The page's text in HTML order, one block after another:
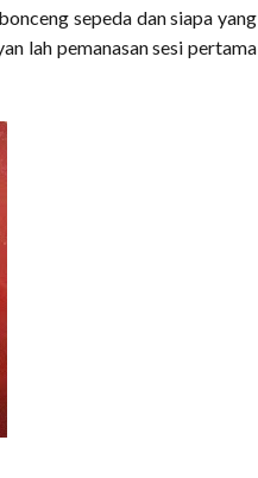
sepeda dan siapa yang
lah pemanasan sesi pertama